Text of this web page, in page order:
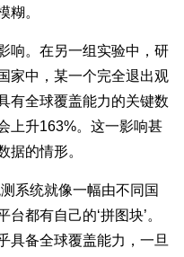
糊。
。在另一组实验中，研
家中，某一个完全退出观
有全球覆盖能力的关键数
上升163%。这一影响甚
据的情形。
系统就像一幅由不同国
都有自己的‘拼图块’。
具备全球覆盖能力，一旦